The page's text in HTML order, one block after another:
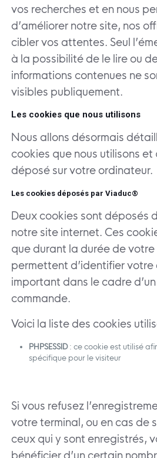
vos recherches et en nous
d’améliorer notre site, nos
cibler vos attentes. Seul
à la possibilité de le lire ou
informations contenues ne
visibles publiquement.
Les cookies que nous utilisons
Nous allons désormais
cookies que nous utilisons
déposé sur votre ordinateur.
Les cookies déposés par Viaduc®
Deux cookies sont déposés
notre site internet. Ces
que durant la durée de votre
permettent d’identifier
important dans le cadre
commande.
Voici la liste des cookies
PHPSESSID: ce cookie est utilisé
spécifique pour le visiteur
Si vous refusez
votre terminal, ou en cas de
ceux qui y sont enregistrés,